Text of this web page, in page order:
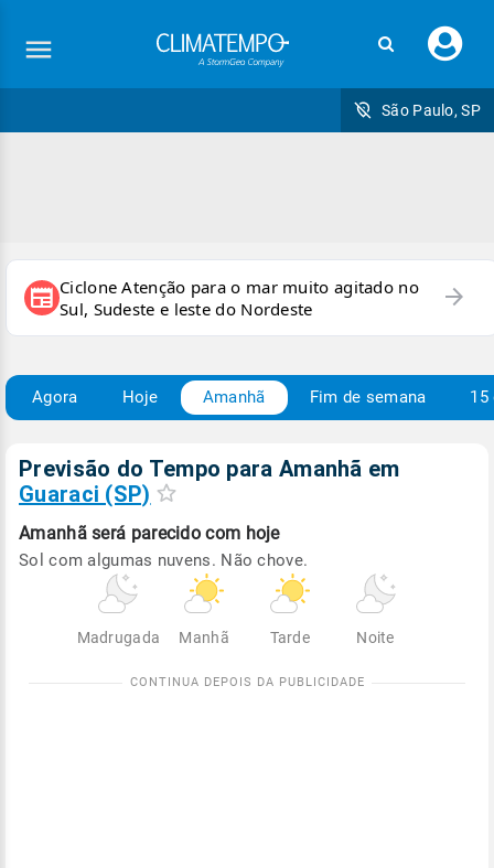
seu
São Paulo, SP
newspaper Ciclone Atenção para o mar muito agitado no
Sul, Sudeste e leste do Nordeste
arrow_forward
Agora Hoje Amanhã Fim de semana 15
Previsão do Tempo para Amanhã em
Guaraci (SP)
Amanhã será parecido com hoje
Sol com algumas nuvens. Não chove.
Madrugada Manhã Tarde Noite